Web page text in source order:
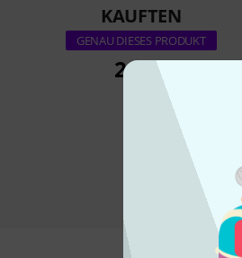
KAUFTEN
GENAU DIESES PRODUKT
249 €